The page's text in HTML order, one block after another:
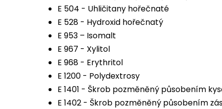
E 504 - Uhličitany hořečnaté
E 528 - Hydroxid hořečnatý
E 953 – Isomalt
E 967 - Xylitol
E 968 - Erythritol
E 1200 - Polydextrosy
E 1401 - Škrob pozměněný působením
E 1402 - Škrob pozměněný působením